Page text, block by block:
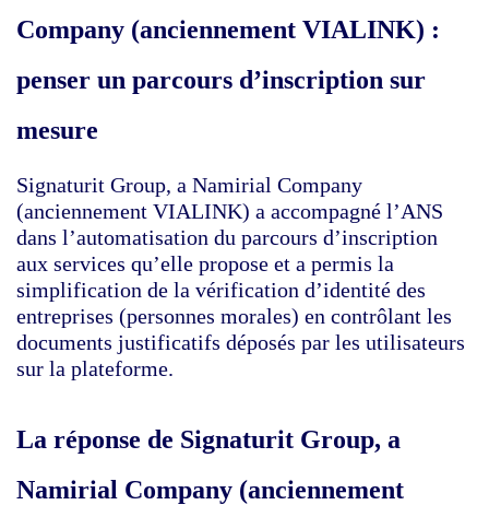
Company (anciennement VIALINK) :
penser un parcours d’inscription sur
mesure
Signaturit Group, a Namirial Company
(anciennement VIALINK) a accompagné l’ANS
dans l’automatisation du parcours d’inscription
aux services qu’elle propose et a permis la
simplification de la vérification d’identité des
entreprises (personnes morales) en contrôlant les
documents justificatifs déposés par les utilisateurs
sur la plateforme.
La réponse de Signaturit Group, a
Namirial Company (anciennement